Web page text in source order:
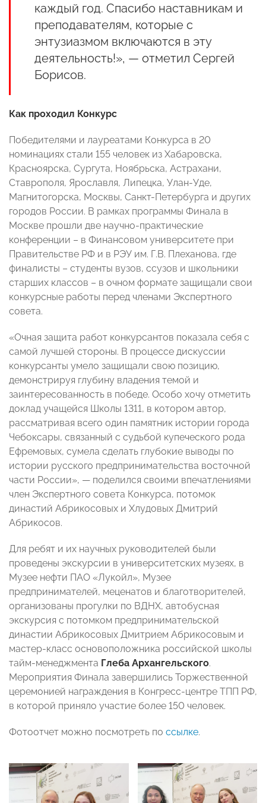
каждый год. Спасибо наставникам и
преподавателям, которые с
энтузиазмом включаются в эту
деятельность!», — отметил Сергей
Борисов.
Как проходил Конкурс
Победителями и лауреатами Конкурса в 20
номинациях стали 155 человек из Хабаровска,
Красноярска, Сургута, Ноябрьска, Астрахани,
Ставрополя, Ярославля, Липецка, Улан-Уде,
Магнитогорска, Москвы, Санкт-Петербурга и других
городов России. В рамках программы Финала в
Москве прошли две научно-практические
конференции – в Финансовом университете при
Правительстве РФ и в РЭУ им. Г.В. Плеханова, где
финалисты – студенты вузов, ссузов и школьники
старших классов – в очном формате защищали свои
конкурсные работы перед членами Экспертного
совета.
«Очная защита работ конкурсантов показала себя с
самой лучшей стороны. В процессе дискуссии
конкурсанты умело защищали свою позицию,
демонстрируя глубину владения темой и
заинтересованность в победе. Особо хочу отметить
доклад учащейся Школы 1311, в котором автор,
рассматривая всего один памятник истории города
Чебоксары, связанный с судьбой купеческого рода
Ефремовых, сумела сделать глубокие выводы по
истории русского предпринимательства восточной
части России», — поделился своими впечатлениями
член Экспертного совета Конкурса, потомок
династий Абрикосовых и Хлудовых Дмитрий
Абрикосов.
Для ребят и их научных руководителей были
проведены экскурсии в университетских музеях, в
Музее нефти ПАО «Лукойл», Музее
предпринимателей, меценатов и благотворителей,
организованы прогулки по ВДНХ, автобусная
экскурсия с потомком предпринимательской
династии Абрикосовых Дмитрием Абрикосовым и
мастер-класс основоположника российской школы
тайм-менеджмента Глеба Архангельского.
Мероприятия Финала завершились Торжественной
церемонией награждения в Конгресс-центре ТПП РФ,
в которой приняло участие более 150 человек.
Фотоотчет можно посмотреть по ссылке.